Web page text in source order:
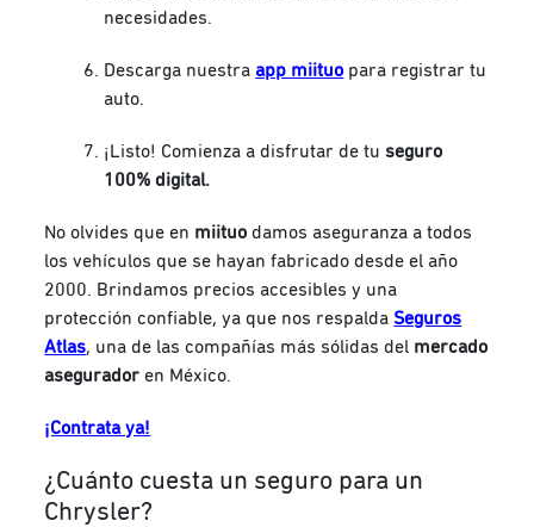
necesidades.
Descarga nuestra app miituo para registrar tu
auto.
¡Listo! Comienza a disfrutar de tuseguro
100% digital.
No olvides que en miituodamos aseguranza a todos
los vehículos que se hayan fabricado desde el año
2000. Brindamos precios accesibles y una
protección confiable, ya que nos respalda Seguros
Atlas, una de las compañías más sólidas del mercado
asegurador en México.
¡Contrata ya!
¿Cuánto cuesta un seguro para un
Chrysler?